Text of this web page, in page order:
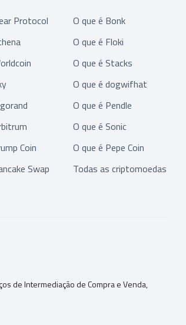
Protocol
Coin
Swap
O que é Bonk
O que é Floki
O que é Stacks
O que é dogwifhat
O que é Pendle
O que é Sonic
O que é Pepe Coin
Todas as criptomoedas
de Intermediação de Compra e Venda,